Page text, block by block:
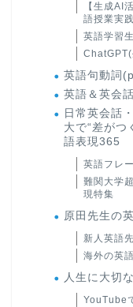
【生成AI
語授業実
英語学習
ChatGPT(
英語句動詞
英語＆英会
日常英会話
大で“差がつ
語表現365
英語フレ
難関大学
現特集
原田先生の
新人英語
海外の英
人生に大切
YouTube